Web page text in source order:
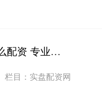
股市怎么配资 专业炒股配资网：助你投资致富，轻松获利
栏目： 实盘配资网